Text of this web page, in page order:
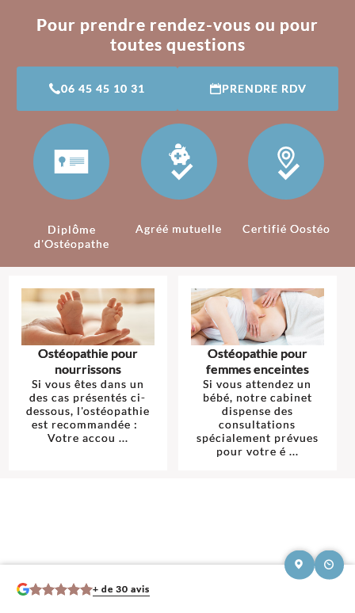
Pour prendre rendez-vous ou pour
toutes questions
06 45 45 10 31 PRENDRE RDV
Diplôme
d'Ostéopathe
Agréé mutuelle Certifié Oostéo
Ostéopathie pour
nourrissons
Si vous êtes dans un
des cas présentés ci-
dessous, l'ostéopathie
est recommandée :
Votre accou ...
Ostéopathie pour
femmes enceintes
Si vous attendez un
bébé, notre cabinet
dispense des
consultations
spécialement prévues
pour votre é ...
+ de 30 avis